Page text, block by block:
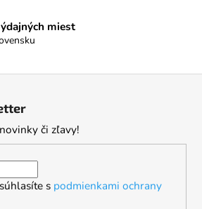
miest
či zľavy!
s podmienkami ochrany